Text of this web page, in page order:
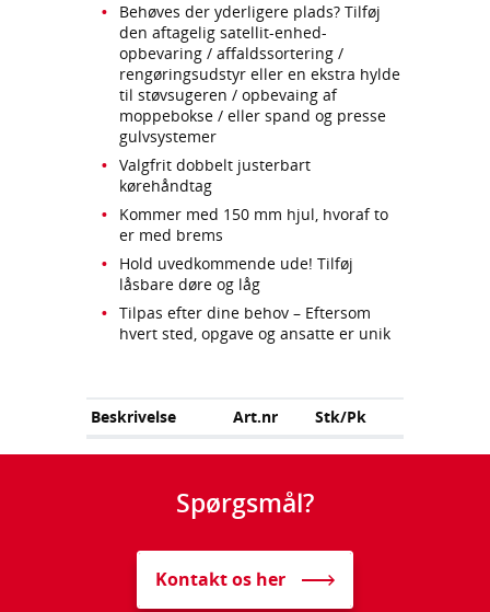
Behøves der yderligere plads? Tilføj
den aftagelig satellit-enhed-
opbevaring / affaldssortering /
rengøringsudstyr eller en ekstra hylde
til støvsugeren / opbevaing af
moppebokse / eller spand og presse
gulvsystemer
Valgfrit dobbelt justerbart
kørehåndtag
Kommer med 150 mm hjul, hvoraf to
er med brems
Hold uvedkommende ude! Tilføj
låsbare døre og låg
Tilpas efter dine behov – Eftersom
hvert sted, opgave og ansatte er unik
Beskrivelse Art.nr Stk/Pk
Spørgsmål?
Kontakt os her